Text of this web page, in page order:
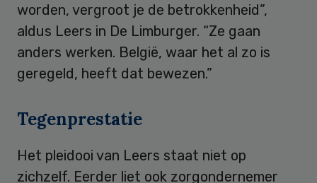
worden, vergroot je de betrokkenheid”,
aldus Leers in De Limburger. “Ze gaan
anders werken. België, waar het al zo is
geregeld, heeft dat bewezen.”
Tegenprestatie
Het pleidooi van Leers staat niet op
zichzelf. Eerder liet ook zorgondernemer